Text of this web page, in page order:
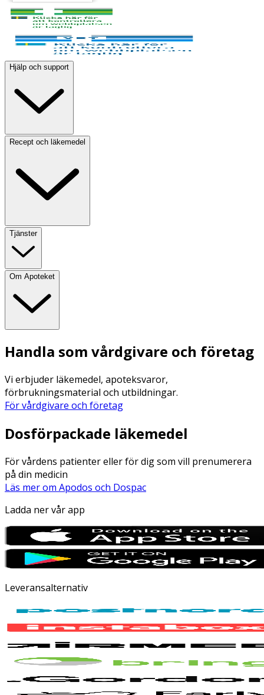
Hjälp och support
Recept och läkemedel
Tjänster
Om Apoteket
Handla som vårdgivare och företag
Vi erbjuder läkemedel, apoteksvaror,
förbrukningsmaterial och utbildningar.
För vårdgivare och företag
Dosförpackade läkemedel
För vårdens patienter eller för dig som vill prenumerera
på din medicin
Läs mer om Apodos och Dospac
Ladda ner vår app
Leveransalternativ